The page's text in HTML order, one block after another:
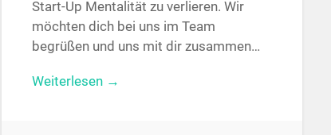
Start-Up Mentalität zu verlieren. Wir
möchten dich bei uns im Team
begrüßen und uns mit dir zusammen…
Weiterlesen →